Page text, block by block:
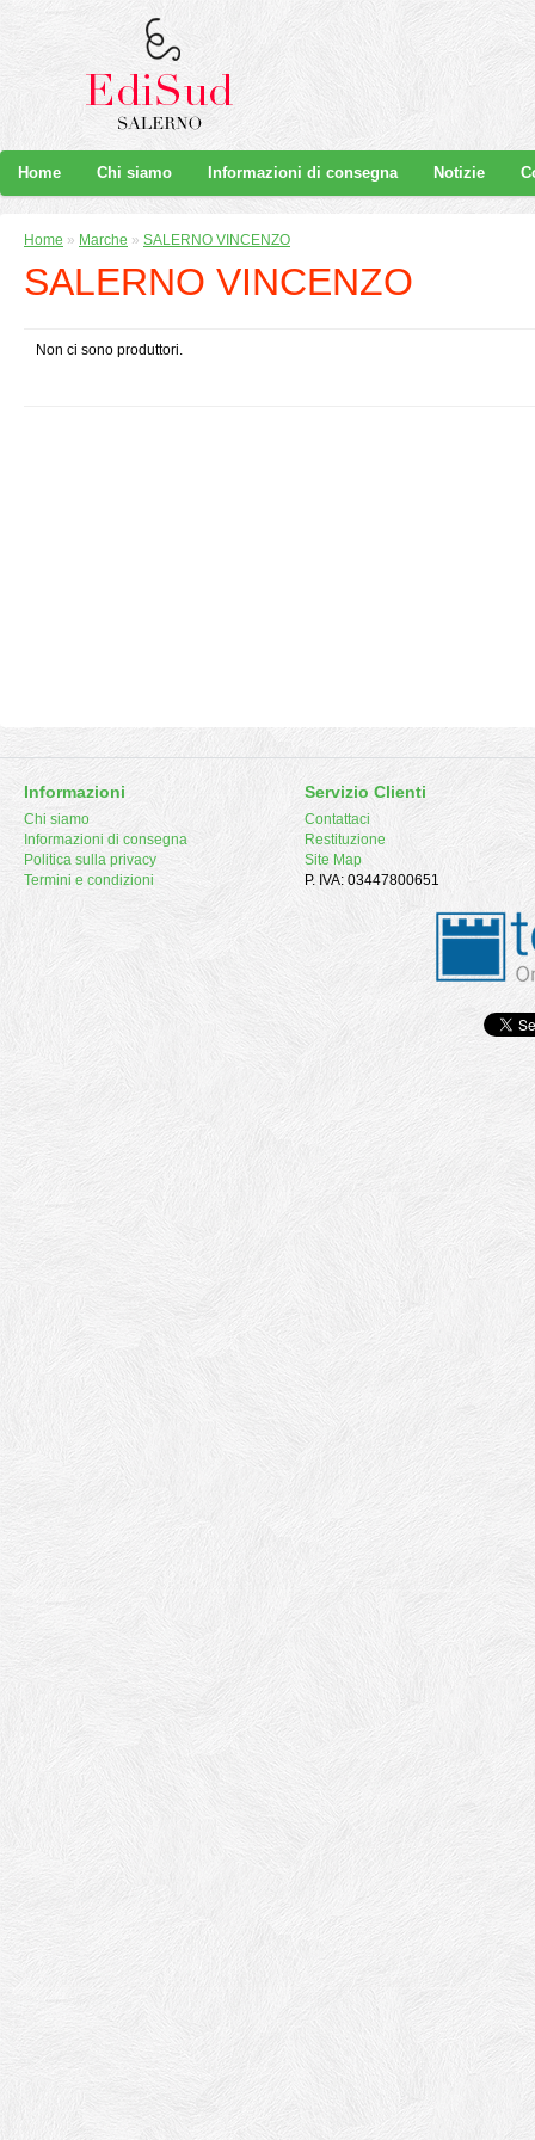
Home Chi siamo Informazioni di consegna Notizie
Home » Marche » SALERNO VINCENZO
SALERNO VINCENZO
Non ci sono produttori.
Informazioni
Chi siamo
Informazioni di consegna
Politica sulla privacy
Termini e condizioni
Servizio Clienti
Contattaci
Restituzione
Site Map
P. IVA: 03447800651